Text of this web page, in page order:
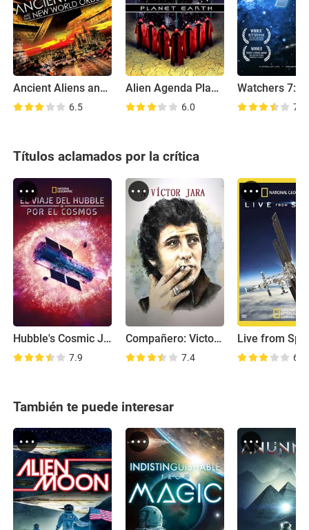
Ancient Aliens and the New World Order
6.5
Alien Agenda Planet Earth: Rulers of Time and Space
6.0 7.2
Títulos aclamados por la crítica
Hubble's Cosmic Journey
7.9
Compañero: Victor Jara of Chile
7.4
Live from
6.1
También te puede interesar